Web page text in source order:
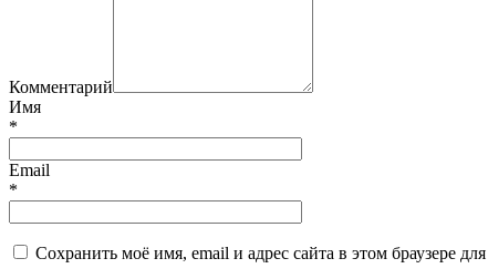
Комментарий
Имя
*
Email
*
Сохранить моё имя, email и адрес сайта в этом браузере